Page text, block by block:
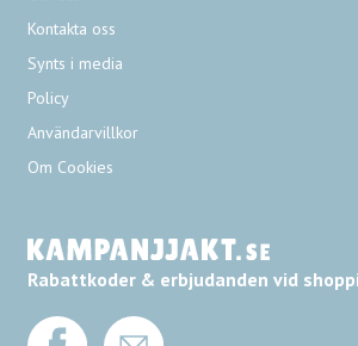
Kontakta oss
Synts i media
Policy
Användarvillkor
Om Cookies
Rabattkoder & erbjudanden vid